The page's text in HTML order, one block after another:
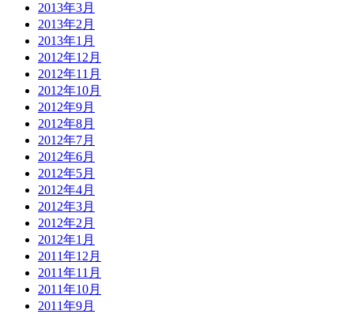
2013年3月
2013年2月
2013年1月
2012年12月
2012年11月
2012年10月
2012年9月
2012年8月
2012年7月
2012年6月
2012年5月
2012年4月
2012年3月
2012年2月
2012年1月
2011年12月
2011年11月
2011年10月
2011年9月